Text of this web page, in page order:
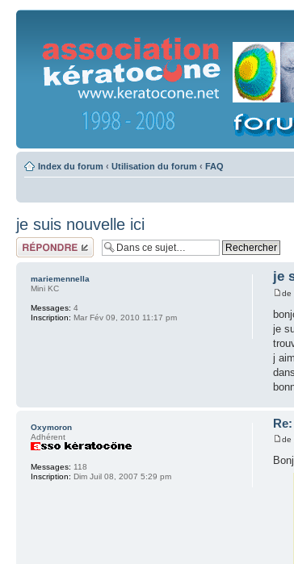
Index du forum ‹ Utilisation du forum ‹ FAQ
je suis nouvelle ici
Répondre
je
de
je
j
mariemennella
Mini KC
Messages: 4
Inscription: Mar Fév 09, 2010 11:17 pm
de
Oxymoron
Adhérent
Messages: 118
Inscription: Dim Juil 08, 2007 5:29 pm